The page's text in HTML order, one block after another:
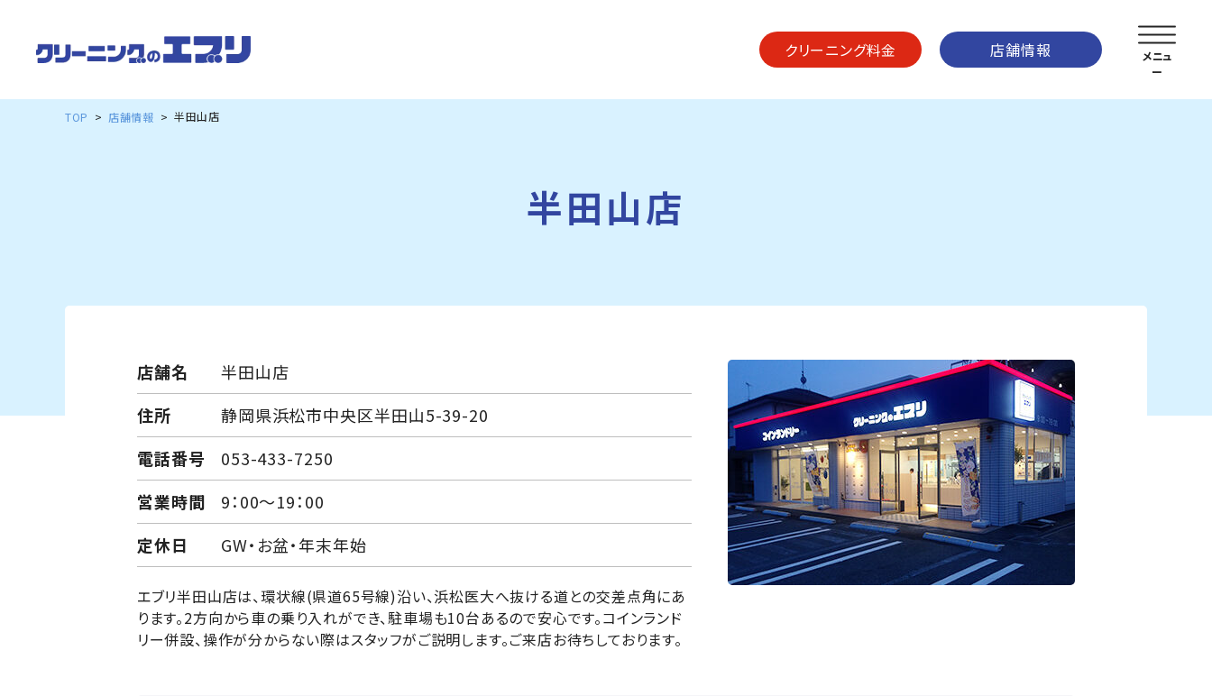
クリーニング料金 店舗情報
TOP 店舗情報 半田山店
半田山店
店舗名
半田山店
住所
静岡県浜松市中央区半田山5-39-20
電話番号
053-433-7250
営業時間
9：00～19：00
定休日
GW・お盆・年末年始
エブリ半田山店は、環状線(県道65号線)沿い、浜松医大へ抜ける道との交差点角にあ
ります。2方向から車の乗り入れができ、駐車場も10台あるので安心です。コインランド
リー併設、操作が分からない際はスタッフがご説明します。ご来店お待ちしております。